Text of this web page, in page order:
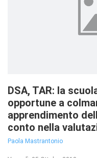
DSA, TAR: la
opportune a
apprendimento
conto nella
Paola Mastrantonio